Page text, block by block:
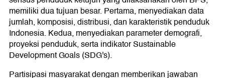
memiliki dua tujuan besar. Pertama, menyediakan data
jumlah, komposisi, distribusi, dan karakteristik penduduk
Indonesia. Kedua, menyediakan parameter demografi,
proyeksi penduduk, serta indikator Sustainable
Development Goals (SDG's).
Partisipasi masyarakat dengan memberikan jawaban